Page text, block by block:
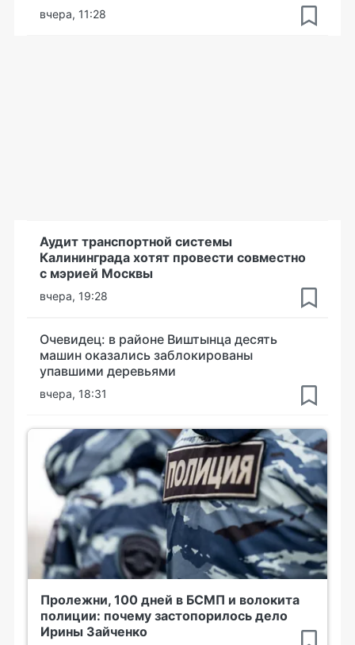
вчера, 11:28
Аудит транспортной системы
Калининграда хотят провести совместно
с мэрией Москвы
вчера, 19:28
Очевидец: в районе Виштынца десять
машин оказались заблокированы
упавшими деревьями
вчера, 18:31
Пролежни, 100 дней в БСМП и волокита
полиции: почему застопорилось дело
Ирины Зайченко